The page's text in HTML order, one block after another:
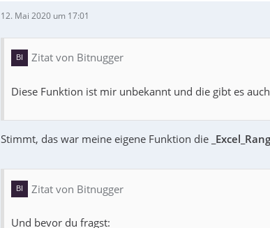
12. Mai 2020 um 17:01
Zitat von Bitnugger
Diese Funktion ist mir unbekannt und die gibt es
Stimmt, das war meine eigene Funktion die
Zitat von Bitnugger
Und bevor du fragst: